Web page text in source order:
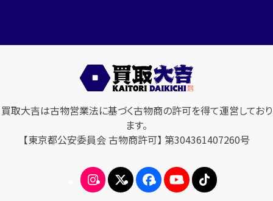
買取大吉は古物営業法に基づく古物商の許可を得て運営しており
ます。
【東京都公安委員会 古物商許可】 第304361407260号